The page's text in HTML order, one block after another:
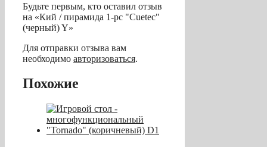
Будьте первым, кто оставил отзыв
на «Кий / пирамида 1-pc "Cuetec"
(черный) Y»
Для отправки отзыва вам
необходимо авторизоваться.
Похожие